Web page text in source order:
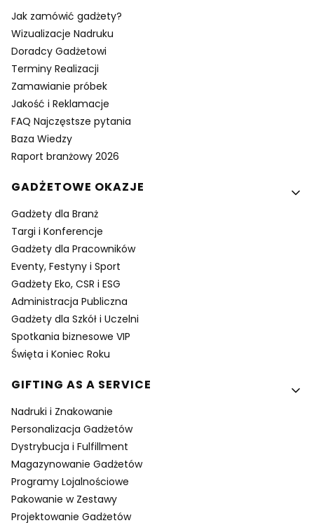
Jak zamówić gadżety?
Wizualizacje Nadruku
Doradcy Gadżetowi
Terminy Realizacji
Zamawianie próbek
Jakość i Reklamacje
FAQ Najczęstsze pytania
Baza Wiedzy
Raport branżowy 2026
GADŻETOWE OKAZJE
Gadżety dla Branż
Targi i Konferencje
Gadżety dla Pracowników
Eventy, Festyny i Sport
Gadżety Eko, CSR i ESG
Administracja Publiczna
Gadżety dla Szkół i Uczelni
Spotkania biznesowe VIP
Święta i Koniec Roku
GIFTING AS A SERVICE
Nadruki i Znakowanie
Personalizacja Gadżetów
Dystrybucja i Fulfillment
Magazynowanie Gadżetów
Programy Lojalnościowe
Pakowanie w Zestawy
Projektowanie Gadżetów